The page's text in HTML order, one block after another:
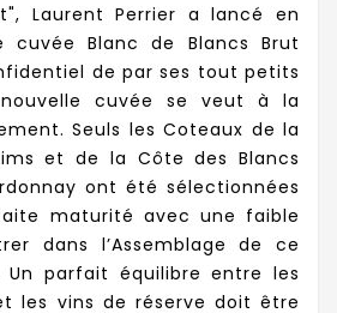
Laurent Perrier a lancé en
cuvée Blanc de Blancs Brut
de par ses tout petits
cuvée se veut à la
Seuls les Coteaux de la
et de la Côte des Blancs
ont été sélectionnées
maturité avec une faible
dans l’Assemblage de ce
Un parfait équilibre entre les
les vins de réserve doit être